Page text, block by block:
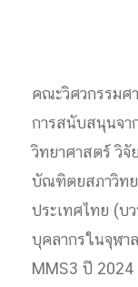
คณะวิศวกรรมศ
การสนับสนุนจา
วิทยาศาสตร์ วิ
บัณฑิตยสภาวิท
ประเทศไทย (บ
บุคลากรในจุฬา
MMS3 ปี